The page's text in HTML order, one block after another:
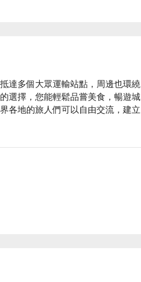
達多個大眾運輸站點，周邊也環繞
選擇，您能輕鬆品嘗美食，暢遊城
各地的旅人們可以自由交流，建立
得以在繁忙的路途中盡情放鬆身
經歷，豐富彼此的旅程。
房高雄林森館休息方案立刻查看⬇︎